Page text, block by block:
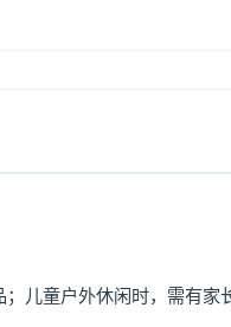
儿童户外休闲时，需有家